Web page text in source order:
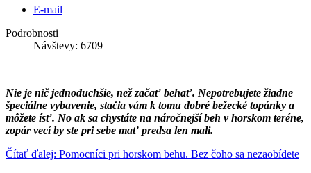
E-mail
Podrobnosti
Návštevy: 6709
Nie je nič jednoduchšie, než začať behať. Nepotrebujete žiadne
špeciálne vybavenie, stačia vám k tomu dobré bežecké topánky a
môžete ísť. No ak sa chystáte na náročnejší beh v horskom teréne,
zopár vecí by ste pri sebe mať predsa len mali.
Čítať ďalej: Pomocníci pri horskom behu. Bez čoho sa nezaobídete